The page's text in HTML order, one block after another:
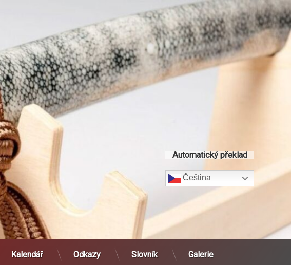
Automatický překlad
Čeština‎
Kalendář Odkazy Slovník Galerie